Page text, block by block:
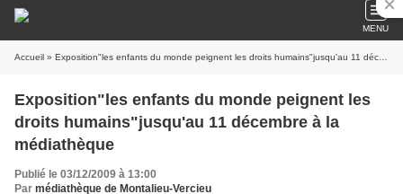
MENU
Accueil » Exposition"les enfants du monde peignent les droits humains"jusqu'au 11 décembre à la médiathèque
Exposition"les enfants du monde peignent les
droits humains"jusqu'au 11 décembre à la
médiathèque
Publié le 03/12/2009 à 13:00
Par médiathèque de Montalieu-Vercieu